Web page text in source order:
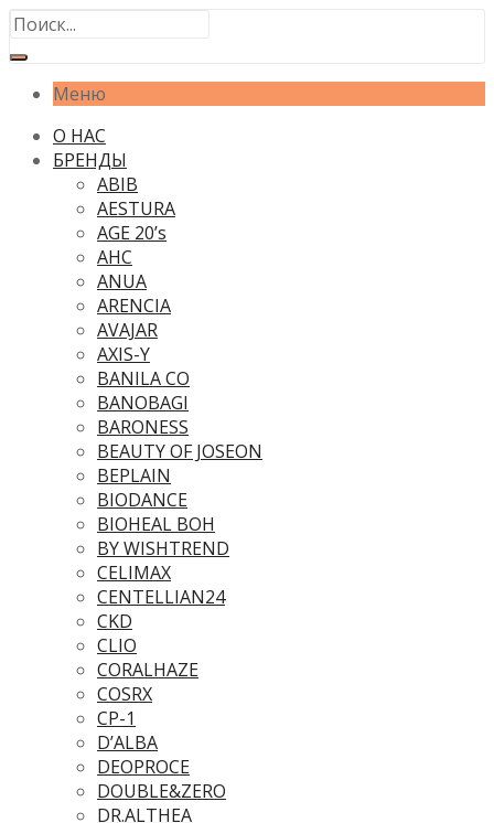
Меню
О НАС
БРЕНДЫ
ABIB
AESTURA
AGE 20’s
AHC
ANUA
ARENCIA
AVAJAR
AXIS-Y
BANILA CO
BANOBAGI
BARONESS
BEAUTY OF JOSEON
BEPLAIN
BIODANCE
BIOHEAL BOH
BY WISHTREND
CELIMAX
CENTELLIAN24
CKD
CLIO
CORALHAZE
COSRX
CP-1
D’ALBA
DEOPROCE
DOUBLE&ZERO
DR.ALTHEA